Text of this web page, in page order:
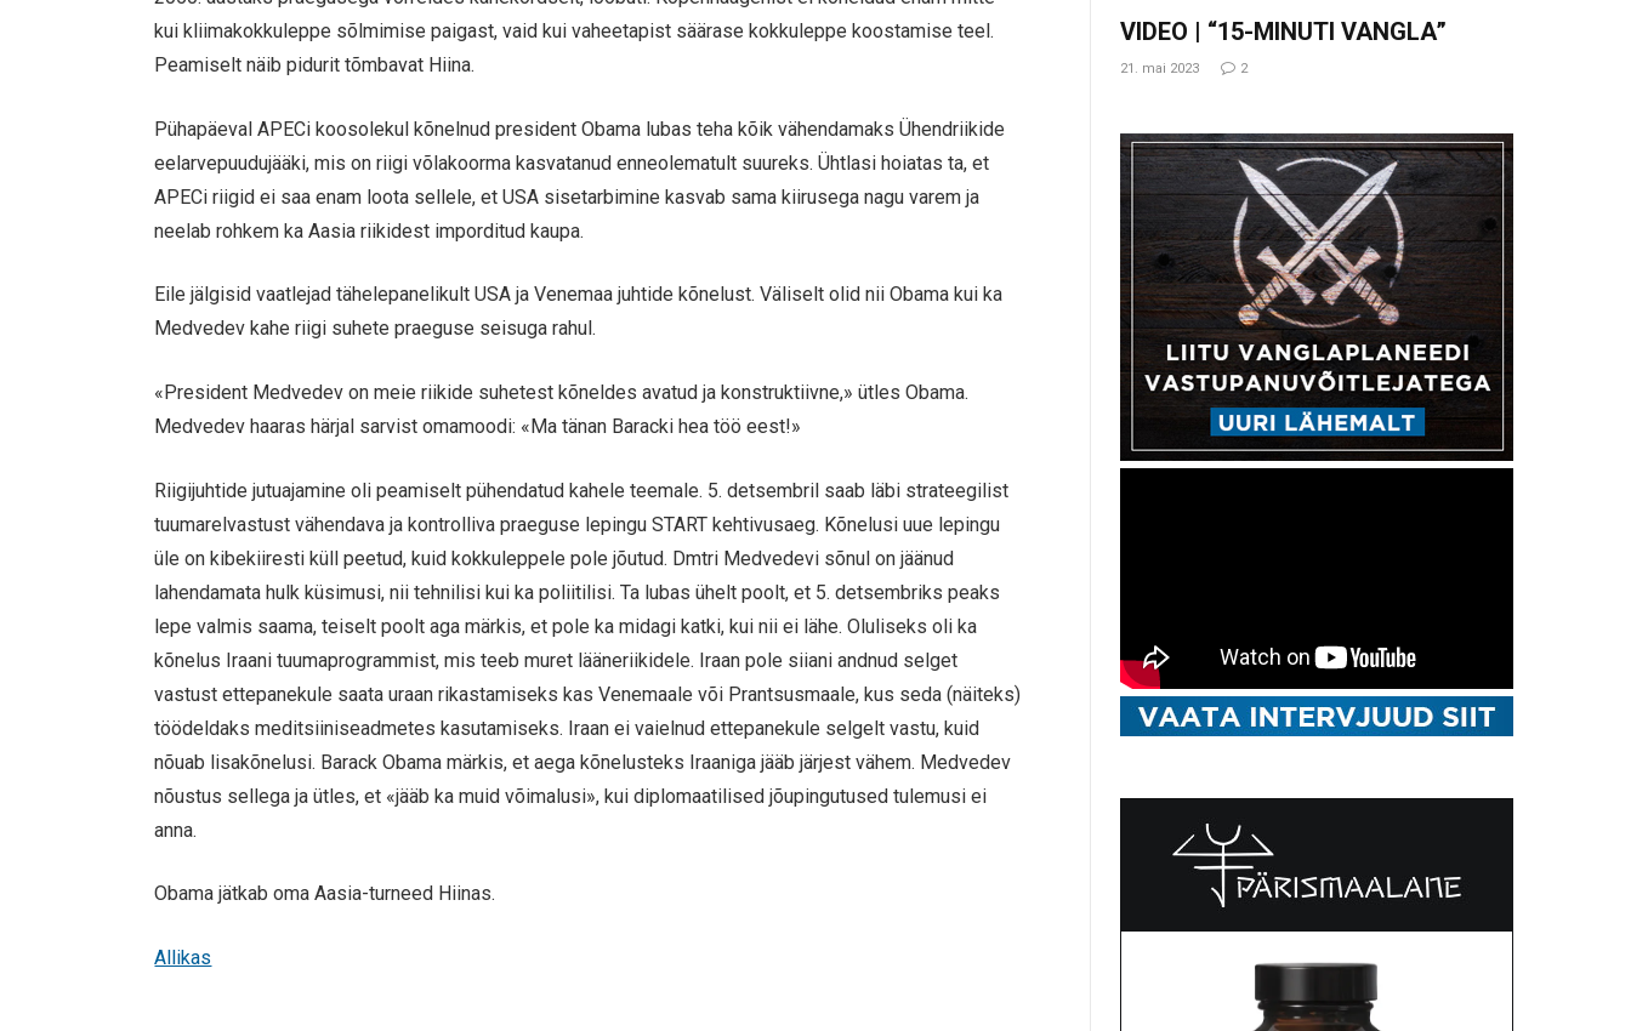
kui kliimakokkuleppe sõlmimise paigast, vaid kui vaheetapist säärase kokkuleppe koostamise teel.
Peamiselt näib pidurit tõmbavat Hiina.
Pühapäeval APECi koosolekul kõnelnud president Obama lubas teha kõik vähendamaks Ühendriikide
eelarvepuudujääki, mis on riigi võlakoorma kasvatanud enneolematult suureks. Ühtlasi hoiatas ta, et
APECi riigid ei saa enam loota sellele, et USA sisetarbimine kasvab sama kiirusega nagu varem ja
neelab rohkem ka Aasia riikidest imporditud kaupa.
Eile jälgisid vaatlejad tähelepanelikult USA ja Venemaa juhtide kõnelust. Väliselt olid nii Obama kui ka
Medvedev kahe riigi suhete praeguse seisuga rahul.
«President Medvedev on meie riikide suhetest kõneldes avatud ja konstruktiivne,» ütles Obama.
Medvedev haaras härjal sarvist omamoodi: «Ma tänan Baracki hea töö eest!»
Riigijuhtide jutuajamine oli peamiselt pühendatud kahele teemale. 5. detsembril saab läbi strateegilist
tuumarelvastust vähendava ja kontrolliva praeguse lepingu START kehtivusaeg. Kõnelusi uue lepingu
üle on kibekiiresti küll peetud, kuid kokkuleppele pole jõutud. Dmtri Medvedevi sõnul on jäänud
lahendamata hulk küsimusi, nii tehnilisi kui ka poliitilisi. Ta lubas ühelt poolt, et 5. detsembriks peaks
lepe valmis saama, teiselt poolt aga märkis, et pole ka midagi katki, kui nii ei lähe. Oluliseks oli ka
kõnelus Iraani tuumaprogrammist, mis teeb muret lääneriikidele. Iraan pole siiani andnud selget
vastust ettepanekule saata uraan rikastamiseks kas Venemaale või Prantsusmaale, kus seda (näiteks)
töödeldaks meditsiiniseadmetes kasutamiseks. Iraan ei vaielnud ettepanekule selgelt vastu, kuid
nõuab lisakõnelusi. Barack Obama märkis, et aega kõnelusteks Iraaniga jääb järjest vähem. Medvedev
nõustus sellega ja ütles, et «jääb ka muid võimalusi», kui diplomaatilised jõupingutused tulemusi ei
anna.
Obama jätkab oma Aasia-turneed Hiinas.
Allikas
VIDEO | “15-MINUTI VANGLA”
21. mai 2023 2